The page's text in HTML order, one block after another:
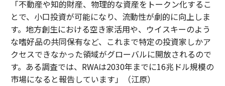
「不動産や知的財産、物理的な資産をトークン化するこ
とで、小口投資が可能になり、流動性が劇的に向上しま
す。地方創生における空き家活用や、ウイスキーのよう
な嗜好品の共同保有など、これまで特定の投資家しかア
クセスできなかった領域がグローバルに開放されるので
す。ある調査では、RWAは2030年までに16兆ドル規模の
市場になると報告しています」（江原）